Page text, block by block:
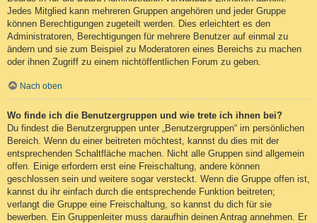
Jedes Mitglied kann mehreren Gruppen angehören und jeder Gruppe
können Berechtigungen zugeteilt werden. Dies erleichtert es den
Administratoren, Berechtigungen für mehrere Benutzer auf einmal zu
ändern und sie zum Beispiel zu Moderatoren eines Bereichs zu machen
oder ihnen Zugriff zu einem nichtöffentlichen Forum zu geben.
Nach oben
Wo finde ich die Benutzergruppen und wie trete ich ihnen bei?
Du findest die Benutzergruppen unter „Benutzergruppen“ im persönlichen
Bereich. Wenn du einer beitreten möchtest, kannst du dies mit der
entsprechenden Schaltfläche machen. Nicht alle Gruppen sind allgemein
offen. Einige erfordern erst eine Freischaltung, andere können
geschlossen sein und weitere sogar versteckt. Wenn die Gruppe offen ist,
kannst du ihr einfach durch die entsprechende Funktion beitreten;
verlangt die Gruppe eine Freischaltung, so kannst du dich für sie
bewerben. Ein Gruppenleiter muss daraufhin deinen Antrag annehmen. Er